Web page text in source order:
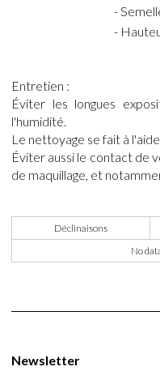
-
-
Entretien :
Éviter les longues
l'humidité.
Le nettoyage se fait à
Éviter aussi le contact de
de maquillage, et
Déclinaisons
No
Newsletter